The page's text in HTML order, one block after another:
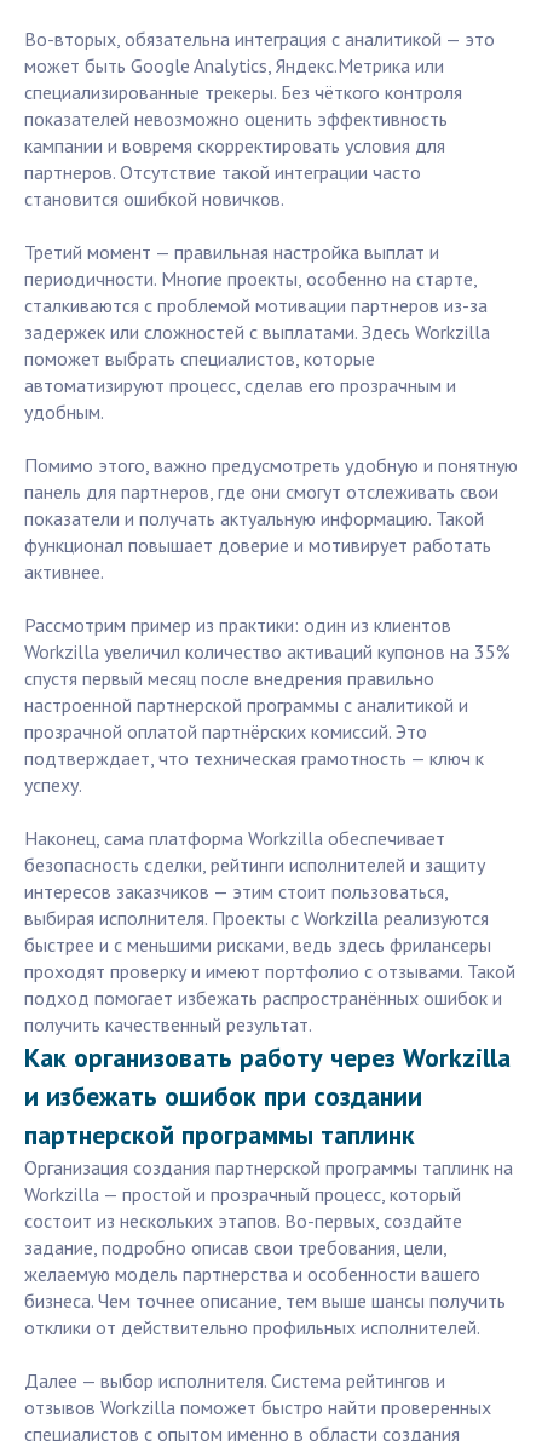
Во-вторых, обязательна интеграция с аналитикой — это
может быть Google Analytics, Яндекс.Метрика или
специализированные трекеры. Без чёткого контроля
показателей невозможно оценить эффективность
кампании и вовремя скорректировать условия для
партнеров. Отсутствие такой интеграции часто
становится ошибкой новичков.
Третий момент — правильная настройка выплат и
периодичности. Многие проекты, особенно на старте,
сталкиваются с проблемой мотивации партнеров из-за
задержек или сложностей с выплатами. Здесь Workzilla
поможет выбрать специалистов, которые
автоматизируют процесс, сделав его прозрачным и
удобным.
Помимо этого, важно предусмотреть удобную и понятную
панель для партнеров, где они смогут отслеживать свои
показатели и получать актуальную информацию. Такой
функционал повышает доверие и мотивирует работать
активнее.
Рассмотрим пример из практики: один из клиентов
Workzilla увеличил количество активаций купонов на 35%
спустя первый месяц после внедрения правильно
настроенной партнерской программы с аналитикой и
прозрачной оплатой партнёрских комиссий. Это
подтверждает, что техническая грамотность — ключ к
успеху.
Наконец, сама платформа Workzilla обеспечивает
безопасность сделки, рейтинги исполнителей и защиту
интересов заказчиков — этим стоит пользоваться,
выбирая исполнителя. Проекты с Workzilla реализуются
быстрее и с меньшими рисками, ведь здесь фрилансеры
проходят проверку и имеют портфолио с отзывами. Такой
подход помогает избежать распространённых ошибок и
получить качественный результат.
Как организовать работу через Workzilla
и избежать ошибок при создании
партнерской программы таплинк
Организация создания партнерской программы таплинк на
Workzilla — простой и прозрачный процесс, который
состоит из нескольких этапов. Во-первых, создайте
задание, подробно описав свои требования, цели,
желаемую модель партнерства и особенности вашего
бизнеса. Чем точнее описание, тем выше шансы получить
отклики от действительно профильных исполнителей.
Далее — выбор исполнителя. Система рейтингов и
отзывов Workzilla поможет быстро найти проверенных
специалистов с опытом именно в области создания